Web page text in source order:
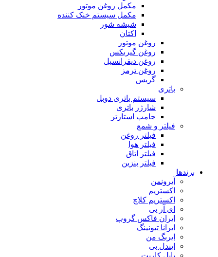
مکمل روغن موتور
مکمل سیستم خنک کننده
شیشه شور
اکتان
روغن موتور
روغن گیربکس
روغن دیفرانسیل
روغن ترمز
گریس
باتری
سیستم باتری دوبل
شارژر باتری
جامپ استارتر
فیلتر و شمع
فیلتر روغن
فیلتر هوا
فیلتر اتاق
فیلتر بنزین
برندها
آیرونمن
اکستریم
اکستریم کلاچ
ای آر بی
ایران فاکس گروپ
ایرانا تیونینگ
ایربگ من
ایندل بی
بابل کارپت